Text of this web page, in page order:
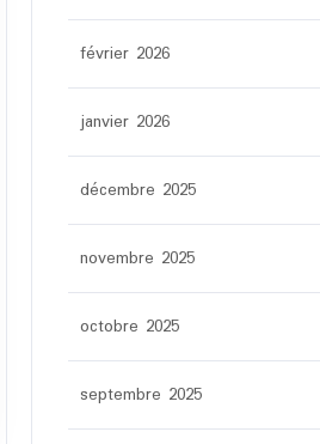
février 2026
janvier 2026
décembre 2025
novembre 2025
octobre 2025
septembre 2025